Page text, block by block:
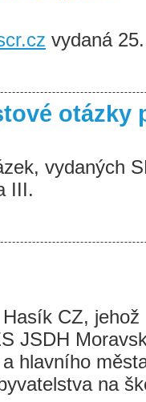
vydaná
otázky
vydaných
III.
CZ,
JSDH
hlavního
na